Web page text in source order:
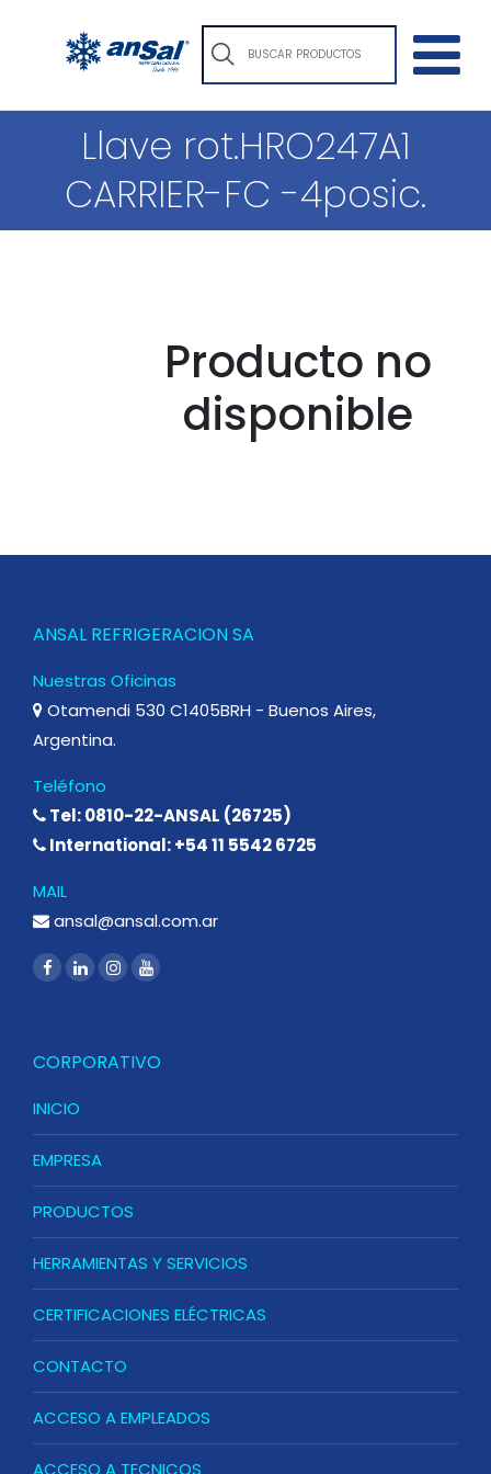
Llave rot.HRO247A1
CARRIER-FC -4posic.
Producto no
disponible
ANSAL REFRIGERACION SA
Nuestras Oficinas
Otamendi 530 C1405BRH - Buenos Aires,
Argentina.
Teléfono
Tel: 0810-22-ANSAL (26725)
International: +54 11 5542 6725
MAIL
ansal@ansal.com.ar
CORPORATIVO
INICIO
EMPRESA
PRODUCTOS
HERRAMIENTAS Y SERVICIOS
CERTIFICACIONES ELÉCTRICAS
CONTACTO
ACCESO A EMPLEADOS
ACCESO A TECNICOS